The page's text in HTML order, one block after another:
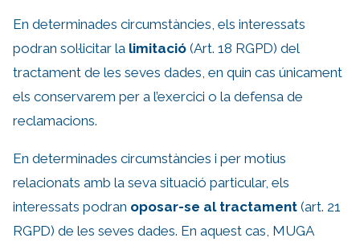
En determinades circumstàncies, els interessats
podran sol·licitar la limitació (Art. 18 RGPD) del
tractament de les seves dades, en quin cas únicament
els conservarem per a l’exercici o la defensa de
reclamacions.
En determinades circumstàncies i per motius
relacionats amb la seva situació particular, els
interessats podran oposar-se al tractament (art. 21
RGPD) de les seves dades. En aquest cas, MUGA